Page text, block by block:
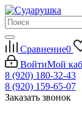
Сравнение0
ВойтиМой
8 (920) 180-32-43
8 (920) 159-65-07
Заказать звонок